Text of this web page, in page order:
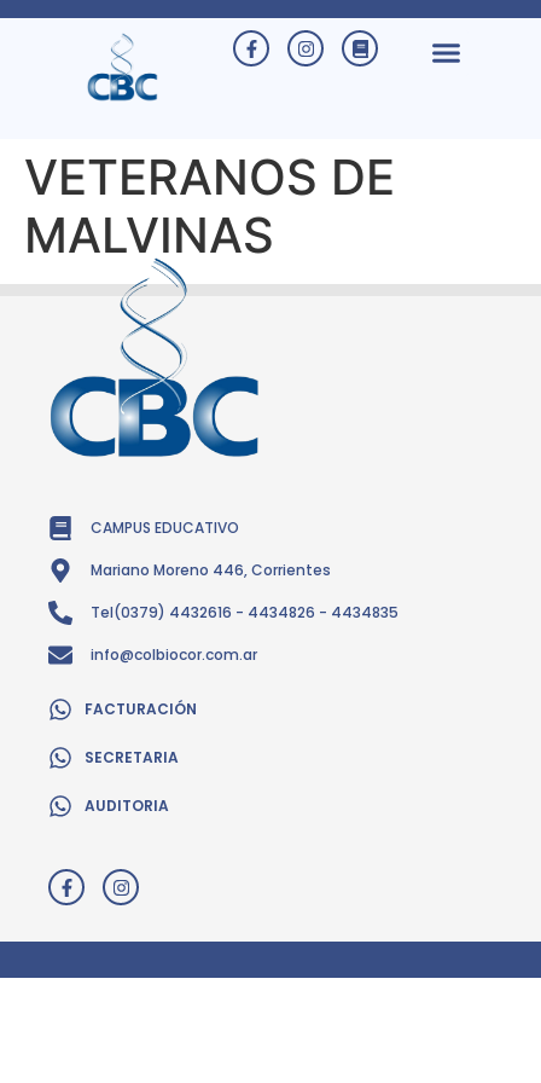
VETERANOS DE
MALVINAS
CAMPUS EDUCATIVO
Mariano Moreno 446, Corrientes
Tel(0379) 4432616 - 4434826 - 4434835
info@colbiocor.com.ar
FACTURACIÓN
SECRETARIA
AUDITORIA